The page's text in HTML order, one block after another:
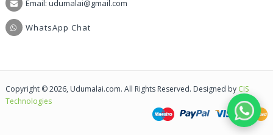
Email: udumalai@gmail.com
WhatsApp Chat
Copyright © 2026, Udumalai.com. All Rights Reserved. Designed by CIS
Technologies